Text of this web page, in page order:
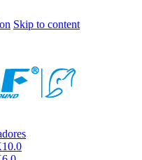
Skip to content